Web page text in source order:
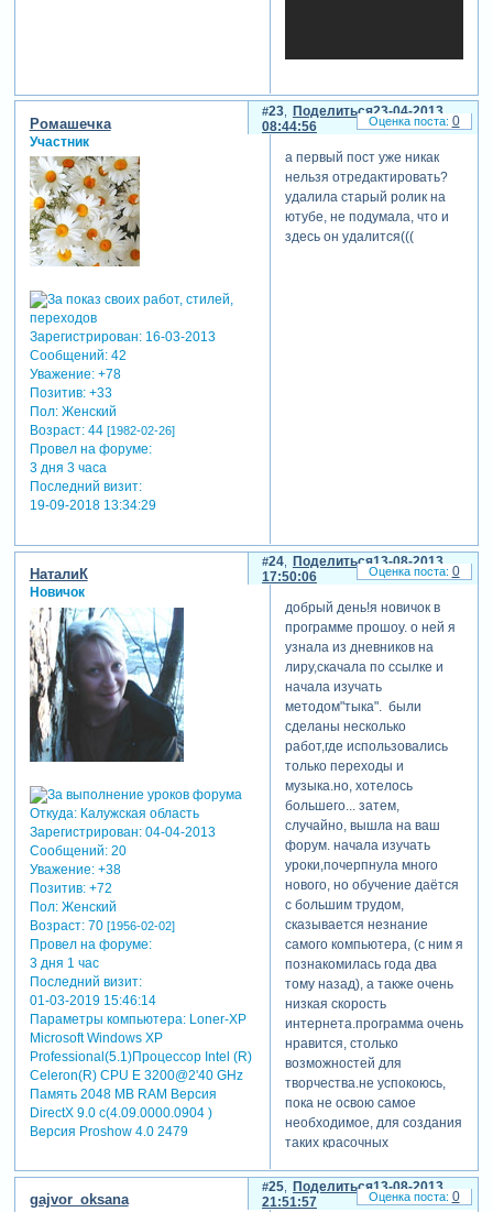
Поделиться
23
23-04-2013
08:44:56
Ромашечка
Участник
Зарегистрирован: 16-03-2013
Сообщений:42
Уважение: +78
Позитив: +33
Пол:Женский
Возраст:44 [1982-02-26]
Провел на форуме:
3 дня 3 часа
Последний визит:
19-09-2018 13:34:29
а первый пост уже никак
нельзя отредактировать?
удалила старый ролик на
ютубе, не подумала, что и
здесь он удалится(((
0
Поделиться
24
13-08-2013
17:50:06
НаталиК
Новичок
Откуда:Калужская область
Зарегистрирован: 04-04-2013
Сообщений:20
Уважение: +38
Позитив: +72
Пол:Женский
Возраст:70 [1956-02-02]
Провел на форуме:
3 дня 1 час
Последний визит:
01-03-2019 15:46:14
Параметры компьютера:Loner-XP
Microsoft Windows XP
Professional(5.1)Процессор Intel (R)
Celeron(R) CPU E 3200@2'40 GHz
Память 2048 MB RAM Версия
DirectX 9.0 c(4.09.0000.0904 )
Версия Proshow 4.0 2479
добрый день!я новичок в
программе прошоу. о ней я
узнала из дневников на
лиру,скачала по ссылке и
начала изучать
методом"тыка". были
сделаны несколько
работ,где использовались
только переходы и
музыка.но, хотелось
большего... затем,
случайно, вышла на ваш
форум. начала изучать
уроки,почерпнула много
нового, но обучение даётся
с большим трудом,
сказывается незнание
самого компьютера, (с ним я
познакомилась года два
тому назад), а также очень
низкая скорость
интернета.программа очень
нравится, столько
возможностей для
творчества.не успокоюсь,
пока не освою самое
необходимое, для создания
таких красочных
увидела здесь на
форуме.очень хочется
0
Поделиться
25
13-08-2013
21:51:57
gajvor_oksana 0